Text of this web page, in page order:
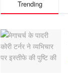
Trending